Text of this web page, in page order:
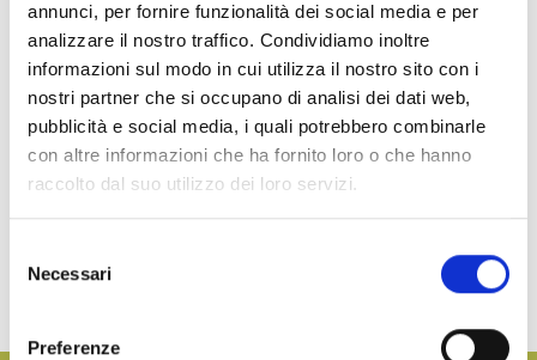
annunci, per fornire funzionalità dei social media e per
analizzare il nostro traffico. Condividiamo inoltre
informazioni sul modo in cui utilizza il nostro sito con i
nostri partner che si occupano di analisi dei dati web,
pubblicità e social media, i quali potrebbero combinarle
con altre informazioni che ha fornito loro o che hanno
raccolto dal suo utilizzo dei loro servizi.
delNecessari
Preferenze
organizzato dalla Speciality Food Association. Il Summer Fancy Food
rappresenta un’importante vetrina per i nostri prodotti e per poter